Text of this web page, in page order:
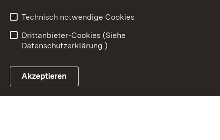
Technisch notwendige Cookies
Drittanbieter-Cookies (Siehe
Datenschutzerklärung.)
Akzeptieren